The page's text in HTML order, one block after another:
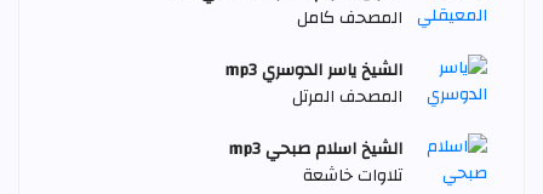
المصحف كامل
الشيخ ياسر الدوسري mp3
المصحف المرتل
الشيخ اسلام صبحي mp3
تلاوات خاشعة